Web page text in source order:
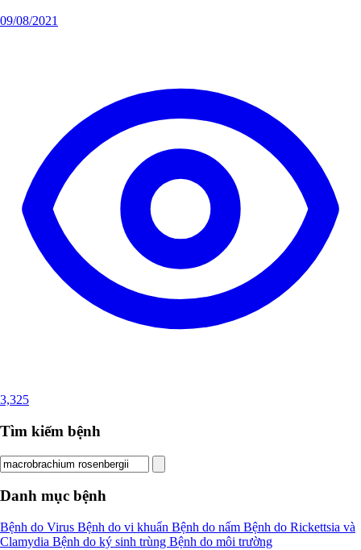
09/08/2021
3,325
Tìm kiếm bệnh
Danh mục bệnh
Bệnh do Virus Bệnh do vi khuẩn Bệnh do nấm Bệnh do Rickettsia và
Clamydia Bệnh do ký sinh trùng Bệnh do môi trường